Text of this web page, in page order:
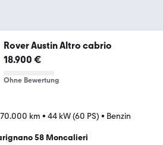
Rover Austin Altro cabrio
18.900 €
Ohne Bewertung
70.000 km • 44 kW (60 PS) • Benzin
58 Moncalieri